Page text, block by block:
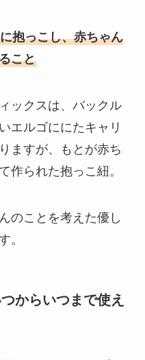
抱っこし、赤ちゃん
こと
ックスは、バックル
エルゴににたキャリ
ますが、もとが赤ち
作られた抱っこ紐。
のことを考えた優し
。
からいつまで使え